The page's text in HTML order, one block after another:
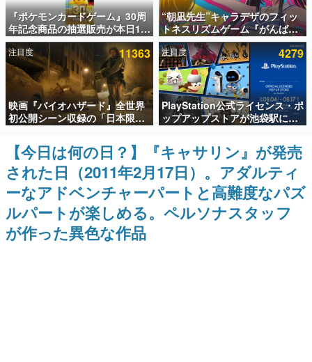
アプリセール情報
インタビュー
連載・特集一覧
殿堂入り記事
SNS拡散数が数千以上！ ページビュー数万以上！ などな
ど。多くの人々に読まれた、電ファミ渾身の“殿堂入り”記
事をまとめました。
ゲームの企画書
名作ゲームクリエイターの方々に製作時のエピソードをお
聞きし、ヒットする企画（ゲーム）とは何か？を探ってい
きます。
赫本
この物語を解いてはいけない。『赫本』は、〈試験問題〉
の形をした短編ホラー小説集です。
『ポケモンカードゲーム』30周
年記念商品の抽選販売が本日12
時より開始。拡張パック「30th
CELEBRATION」のボックス
に、「プレミアムデッキセット
エーフィ・ブラッキー」
「FUTURISTIC BOX」の計3商
品
“朝凪先生”キャラデザのフィッ
トネスリズムゲーム『がんば
れ！チアリズム』Steamストア
ページが公開。キャラクターの
CVは陽向葵ゅかさん
注目度 11363
映画『バイオハザード』全世界
初公開シーン収録の「日本限
定」予告映像が解禁。バイオの
日（8月10日）にあわせて、
「ラクーンシティ総合病院」へ
行く配達人の姿が披露
注目度 4279
PlayStation公式ライセンス・ポ
ップアップストアが池袋駅にて
期間限定で開催。夏のアパレル
や『ブラッドボーン』の新作ア
イテムが登場
【今日は何の日？】『キャサリン』が発売
された日（2011年2月17日）。アダルティ
ーなアドベンチャーパートと高難度なパズ
ルパートが楽しめる。ペルソナスタッフ
が作った異色な作品